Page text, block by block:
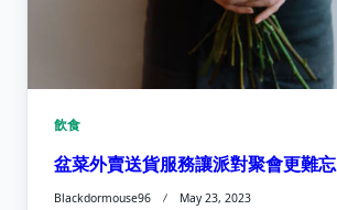
飲食
盆菜外賣送貨服務讓派對聚會更難忘
Blackdormouse96 May 23, 2023